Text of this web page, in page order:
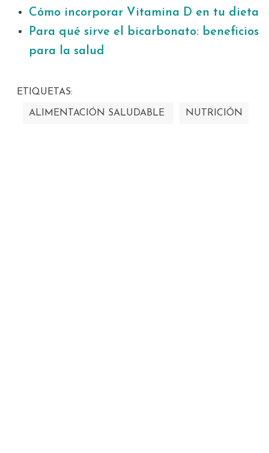
Cómo incorporar Vitamina D en tu dieta
Para qué sirve el bicarbonato: beneficios
para la salud
ETIQUETAS:
ALIMENTACIÓN SALUDABLE NUTRICIÓN